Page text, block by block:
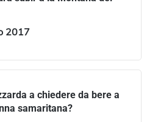
2017
a chiedere da bere a
samaritana?